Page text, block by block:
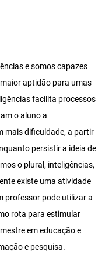
e somos capazes
aptidão para umas
facilita processos
o aluno a
mais dificuldade, a partir
persistir a ideia de
o plural, inteligências,
existe uma atividade
professor pode utilizar a
rota para estimular
em educação e
e pesquisa.